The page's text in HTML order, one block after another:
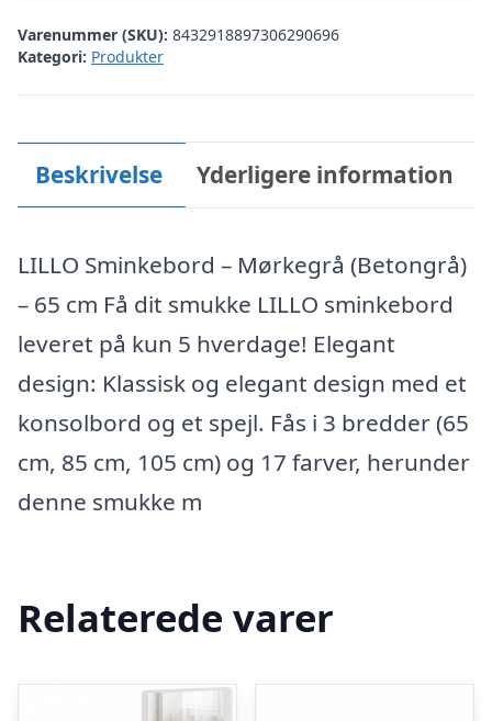
Varenummer (SKU): 8432918897306290696
Kategori: Produkter
Beskrivelse Yderligere information
LILLO Sminkebord – Mørkegrå (Betongrå)
– 65 cm Få dit smukke LILLO sminkebord
leveret på kun 5 hverdage! Elegant
design: Klassisk og elegant design med et
konsolbord og et spejl. Fås i 3 bredder (65
cm, 85 cm, 105 cm) og 17 farver, herunder
denne smukke m
Relaterede varer